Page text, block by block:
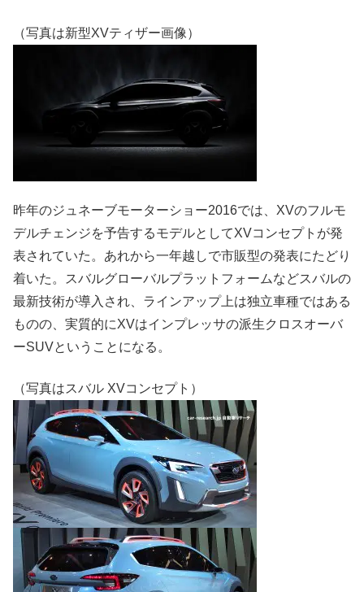
（写真は新型XVティザー画像）
昨年のジュネーブモーターショー2016では、XVのフルモ
デルチェンジを予告するモデルとしてXVコンセプトが発
表されていた。あれから一年越しで市販型の発表にたどり
着いた。スバルグローバルプラットフォームなどスバルの
最新技術が導入され、ラインアップ上は独立車種ではある
ものの、実質的にXVはインプレッサの派生クロスオーバ
ーSUVということになる。
（写真はスバル XVコンセプト）